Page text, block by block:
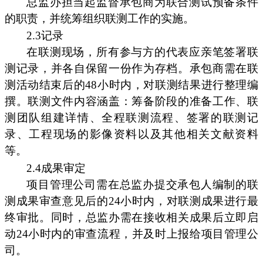
的职责，并统筹组织联测工作的实施。
2.3记录
在联测现场，所有参与方的代表应亲笔签署联
测记录，并各自保留一份作为存档。承包商需在联
测活动结束后的48小时内，对联测结果进行整理编
撰。联测文件内容涵盖：筹备阶段的准备工作、联
测团队组建详情、全程联测流程、签署的联测记
录、工程现场的影像资料以及其他相关文献资料
等。
2.4成果审定
项目管理公司需在总监办提交承包人编制的联
测成果审查意见后的24小时内，对联测成果进行最
终审批。同时，总监办需在接收相关成果后立即启
动24小时内的审查流程，并及时上报给项目管理公
司。